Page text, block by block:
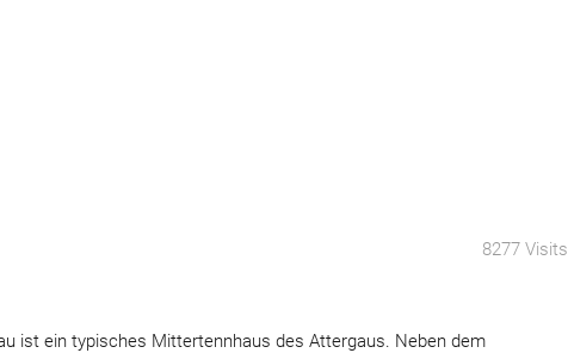
8277 Visits
ist ein typisches Mittertennhaus des Attergaus. Neben dem